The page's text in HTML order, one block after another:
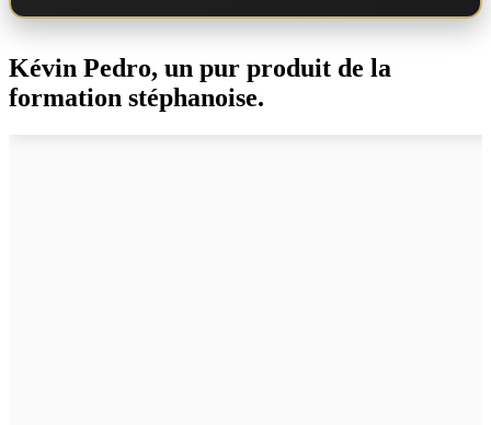
Kévin Pedro, un pur produit de la
formation stéphanoise.